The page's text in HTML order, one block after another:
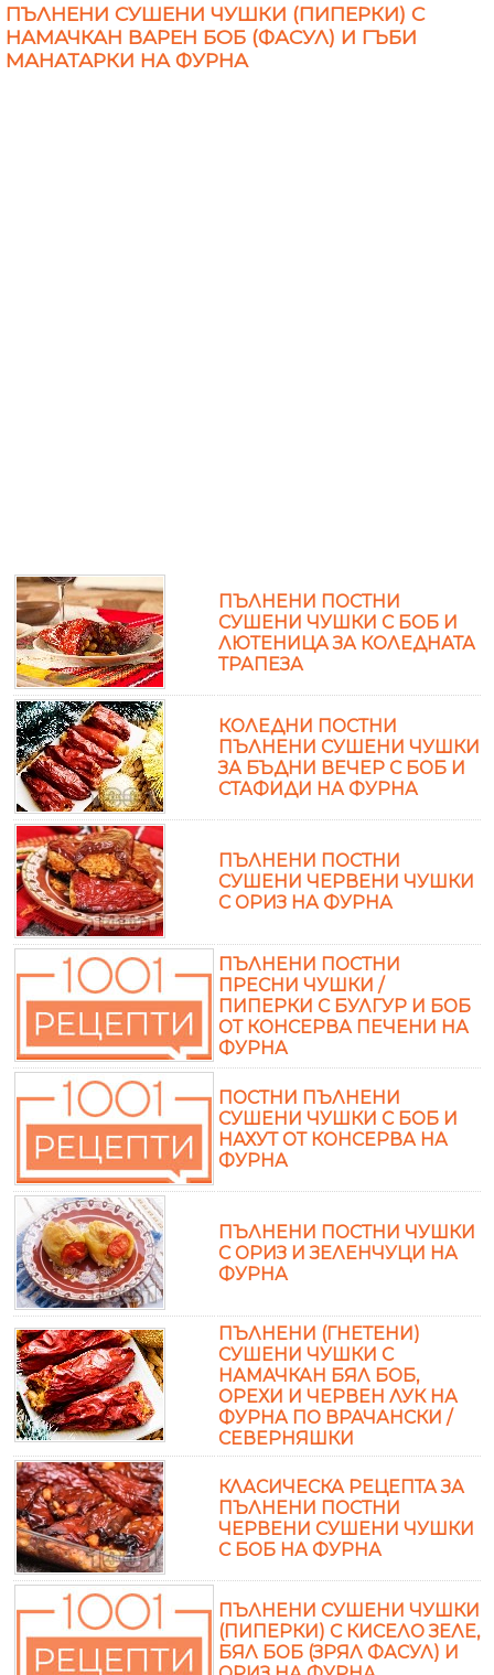
ПЪЛНЕНИ СУШЕНИ ЧУШКИ (ПИПЕРКИ) С
НАМАЧКАН ВАРЕН БОБ (ФАСУЛ) И ГЪБИ
МАНАТАРКИ НА ФУРНА
ПЪЛНЕНИ ПОСТНИ
СУШЕНИ ЧУШКИ С БОБ И
ЛЮТЕНИЦА ЗА КОЛЕДНАТА
ТРАПЕЗА
КОЛЕДНИ ПОСТНИ
ПЪЛНЕНИ СУШЕНИ ЧУШКИ
ЗА БЪДНИ ВЕЧЕР С БОБ И
СТАФИДИ НА ФУРНА
ПЪЛНЕНИ ПОСТНИ
СУШЕНИ ЧЕРВЕНИ ЧУШКИ
С ОРИЗ НА ФУРНА
ПЪЛНЕНИ ПОСТНИ
ПРЕСНИ ЧУШКИ /
ПИПЕРКИ С БУЛГУР И БОБ
ОТ КОНСЕРВА ПЕЧЕНИ НА
ФУРНА
ПОСТНИ ПЪЛНЕНИ
СУШЕНИ ЧУШКИ С БОБ И
НАХУТ ОТ КОНСЕРВА НА
ФУРНА
ПЪЛНЕНИ ПОСТНИ ЧУШКИ
С ОРИЗ И ЗЕЛЕНЧУЦИ НА
ФУРНА
ПЪЛНЕНИ (ГНЕТЕНИ)
СУШЕНИ ЧУШКИ С
НАМАЧКАН БЯЛ БОБ,
ОРЕХИ И ЧЕРВЕН ЛУК НА
ФУРНА ПО ВРАЧАНСКИ /
СЕВЕРНЯШКИ
КЛАСИЧЕСКА РЕЦЕПТА ЗА
ПЪЛНЕНИ ПОСТНИ
ЧЕРВЕНИ СУШЕНИ ЧУШКИ
С БОБ НА ФУРНА
ПЪЛНЕНИ СУШЕНИ ЧУШКИ
(ПИПЕРКИ) С КИСЕЛО ЗЕЛЕ,
БЯЛ БОБ (ЗРЯЛ ФАСУЛ) И